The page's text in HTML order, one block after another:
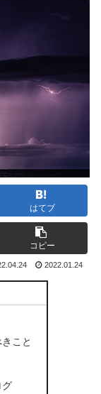
はてブ
コピー
2022.01.24
こと
グ